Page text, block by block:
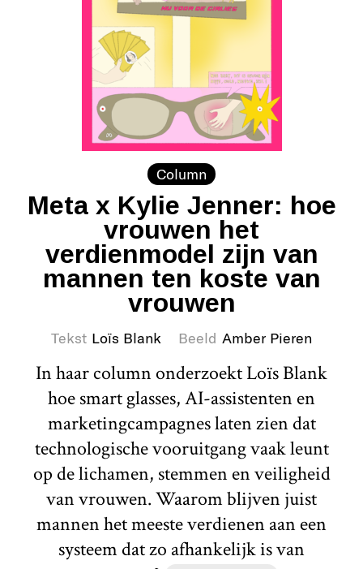
Column
Meta x Kylie Jenner: hoe
vrouwen het
verdienmodel zijn van
mannen ten koste van
vrouwen
Tekst Loïs Blank Beeld Amber Pieren
In haar column onderzoekt Loïs Blank
hoe smart glasses, AI-assistenten en
marketingcampagnes laten zien dat
technologische vooruitgang vaak leunt
op de lichamen, stemmen en veiligheid
van vrouwen. Waarom blijven juist
mannen het meeste verdienen aan een
systeem dat zo afhankelijk is van